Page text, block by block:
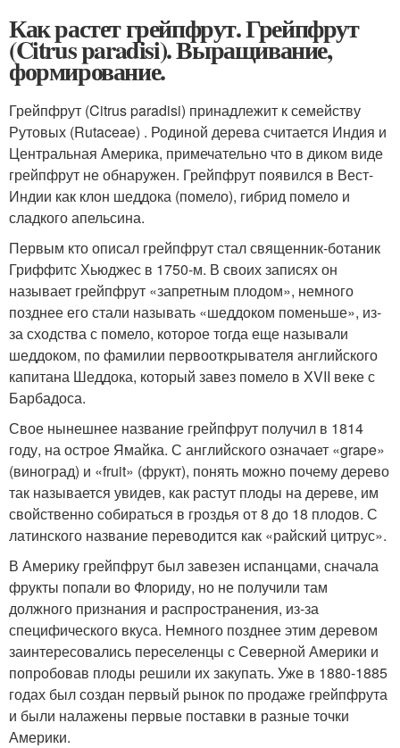
Как растет грейпфрут. Грейпфрут
(Citrus paradisi). Выращивание,
формирование.
Грейпфрут (Citrus paradisi) принадлежит к семейству
Рутовых (Rutaceae) . Родиной дерева считается Индия и
Центральная Америка, примечательно что в диком виде
грейпфрут не обнаружен. Грейпфрут появился в Вест-
Индии как клон шеддока (помело), гибрид помело и
сладкого апельсина.
Первым кто описал грейпфрут стал священник-ботаник
Гриффитс Хьюджес в 1750-м. В своих записях он
называет грейпфрут «запретным плодом», немного
позднее его стали называть «шеддоком поменьше», из-
за сходства с помело, которое тогда еще называли
шеддоком, по фамилии первооткрывателя английского
капитана Шеддока, который завез помело в XVII веке с
Барбадоса.
Свое нынешнее название грейпфрут получил в 1814
году, на острое Ямайка. С английского означает «grape»
(виноград) и «fruit» (фрукт), понять можно почему дерево
так называется увидев, как растут плоды на дереве, им
свойственно собираться в гроздья от 8 до 18 плодов. С
латинского название переводится как «райский цитрус».
В Америку грейпфрут был завезен испанцами, сначала
фрукты попали во Флориду, но не получили там
должного признания и распространения, из-за
специфического вкуса. Немного позднее этим деревом
заинтересовались переселенцы с Северной Америки и
попробовав плоды решили их закупать. Уже в 1880-1885
годах был создан первый рынок по продаже грейпфрута
и были налажены первые поставки в разные точки
Америки.